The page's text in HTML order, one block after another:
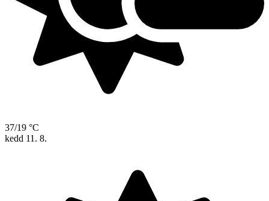
37/19 °C
kedd 11. 8.